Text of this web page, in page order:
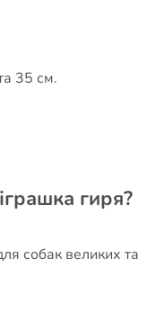
35 см.
гиря?
собак великих та